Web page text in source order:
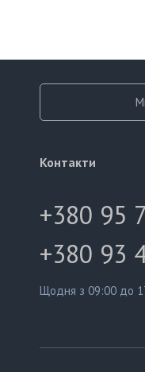
Контакти
+380 95
+380 93
Щодня з 09:00 до